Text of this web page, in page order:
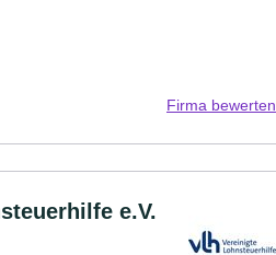
Firma bewerten
e.V.